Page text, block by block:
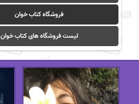
فروشگاه کتاب خوان
لیست فروشگاه های کتاب خوان